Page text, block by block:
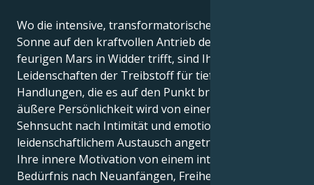
Wo die intensive, transformatorische Skorpion-
Sonne auf den kraftvollen Antrieb des mutigen,
feurigen Mars in Widder trifft, sind Ihre
Leidenschaften der Treibstoff für tiefe Gefühle und
Handlungen, die es auf den Punkt bringen. Ihre
äußere Persönlichkeit wird von einer großen
Sehnsucht nach Intimität und emotionalem,
leidenschaftlichem Austausch angetrieben, während
Ihre innere Motivation von einem intensiven
Bedürfnis nach Neuanfängen, Freiheit von